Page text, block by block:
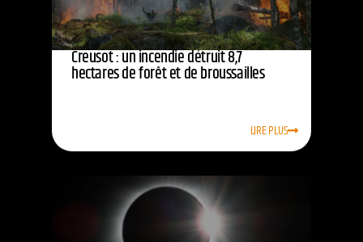
Creusot : un incendie détruit 8,7
hectares de forêt et de broussailles
LIRE PLUS